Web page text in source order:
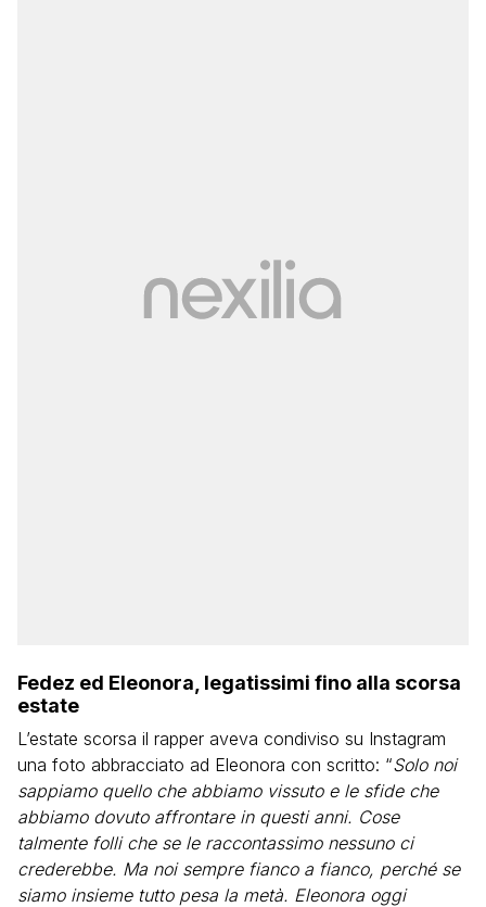
Fedez ed Eleonora, legatissimi fino alla scorsa
estate
L’estate scorsa il rapper aveva condiviso su Instagram
una foto abbracciato ad Eleonora con scritto: “Solo noi
sappiamo quello che abbiamo vissuto e le sfide che
abbiamo dovuto affrontare in questi anni. Cose
talmente folli che se le raccontassimo nessuno ci
crederebbe. Ma noi sempre fianco a fianco, perché se
siamo insieme tutto pesa la metà. Eleonora oggi